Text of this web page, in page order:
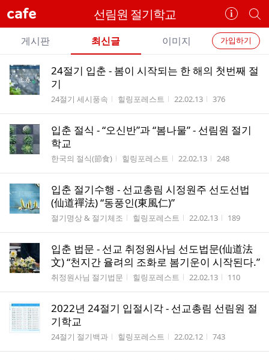
cafe 선림원 절기학교
카
페
정
보
기
개
별
카
페
검
색
카
페
메
뉴
가입하기
게시판 최신글 이미지
전
체
글
24절기 입춘 - 봄이 시작되는 한 해의 첫번째 절
기
게시판명
24절기 세시풍속 작성자
힐링포레스트 작성시간
22.02.13 조회수
376
입춘 절식 - “오신반”과 “봄나물” - 선림원 절기
학교
게시판명
한국의 절식(節食) 작성자
힐링포레스트 작성시간
22.02.13 조회수
248
입춘 절기수행 - 선교총림 시정원주 선도선법
(仙道禪法) “동풍인(東風仁)”
게시판명
절기명상 & 절기체조 작성자
힐링포레스트 작성시간
22.02.13 조회수
189
입춘 법문 - 선교 취정원사님 선도법문(仙道法
文) “천지간 율려의 조화로 봄기운이 시작된다.”
게시판명
취정원사님 절기법문 작성자
힐링포레스트 작성시간
22.02.13 조회수
110
2022년 24절기 입절시각 - 선교총림 선림원 절
기학교
게시판명
24절기 절기백과 작성자
힐링포레스트 작성시간
22.02.12 조회수
743